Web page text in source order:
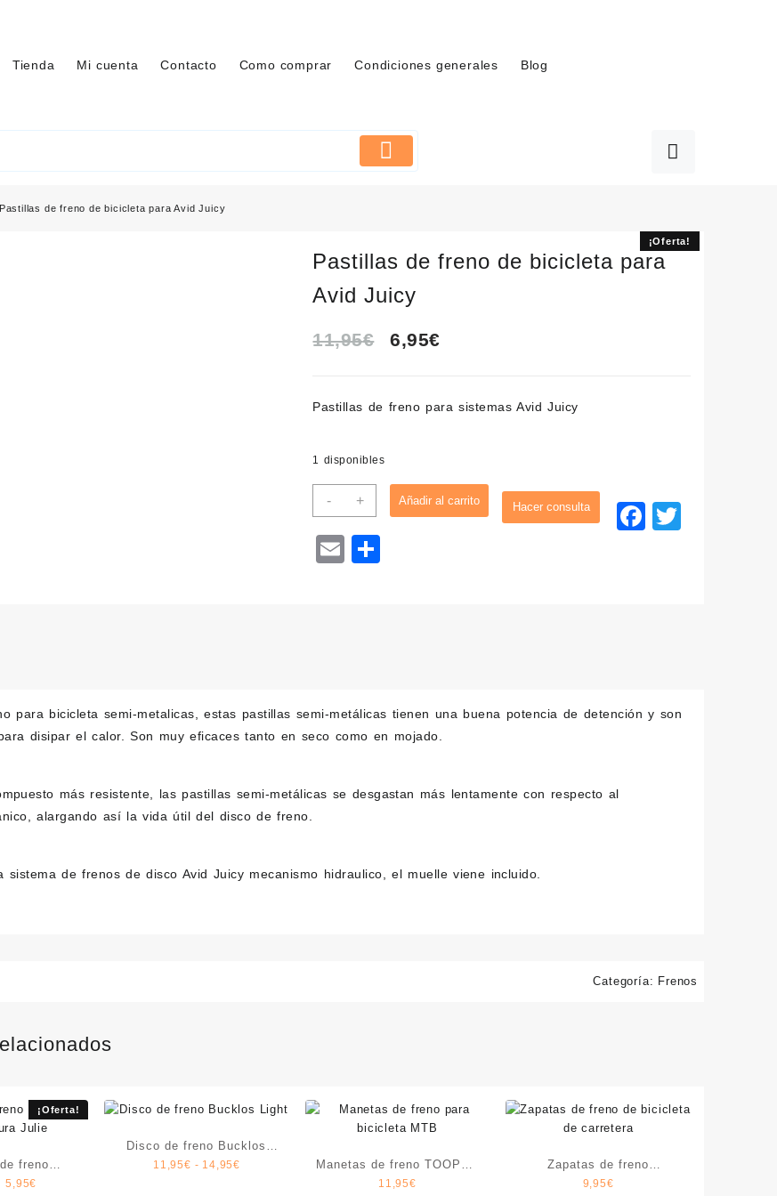
Tienda Mi cuenta Contacto Como comprar Condiciones generales Blog
Pastillas de freno de bicicleta para Avid Juicy
¡Oferta!
Pastillas de freno de bicicleta para
Avid Juicy
11,95€
El
original
11,95€.
6,95€El
actual
6,95€.
Pastillas de freno para sistemas Avid Juicy
1 disponibles
-
Pastillas
de
+ Añadir al carrito Facebook
Email
¡Oferta!
para bicicleta semi-metalicas, estas pastillas semi-metálicas tienen una buena potencia de detención y son
disipar el calor. Son muy eficaces tanto en seco como en mojado.
más resistente, las pastillas semi-metálicas se desgastan más lentamente con respecto al
alargando así la vida útil del disco de freno.
sistema de frenos de disco Avid Juicy mecanismo hidraulico, el muelle viene incluido.
Categoría: Frenos
¡Oferta!
freno
Magura
El
5,95€
Disco de freno Bucklos
Light
11,95€ - 14,95€Rango
Manetas de freno TOOPRE
TP5
11,95€
Zapatas de freno
RIDERACE RR-01R
9,95€